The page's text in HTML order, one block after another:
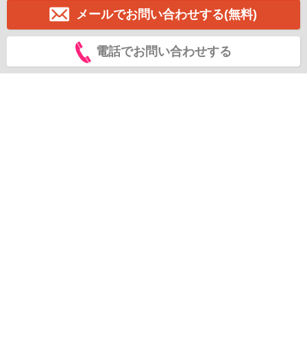
メールでお問い合わせする(無料)
電話でお問い合わせする